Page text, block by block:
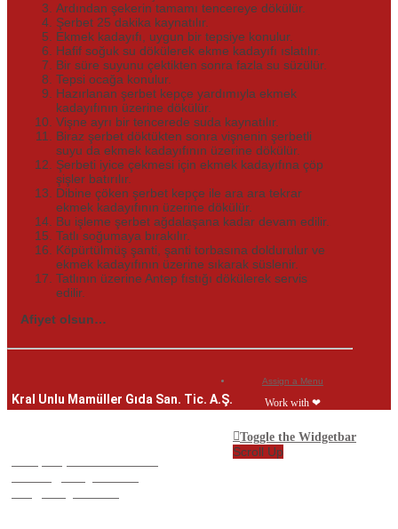
Ardından şekerin tamamı tencereye dökülür.
Şerbet 25 dakika kaynatılır.
Ekmek kadayıfı, uygun bir tepsiye konulur.
Hafif soğuk su dökülerek ekme kadayıfı ıslatılır.
Bir süre suyunu çektikten sonra fazla su süzülür.
Tepsi ocağa konulur.
Hazırlanan şerbet kepçe yardımıyla ekmek
kadayıfının üzerine dökülür.
Vişne ayrı bir tencerede suda kaynatılır.
Biraz şerbet döktükten sonra vişnenin şerbetli
suyu da ekmek kadayıfının üzerine dökülür.
Şerbeti iyice çekmesi için ekmek kadayıfına çöp
şişler batırılır.
Dibine çöken şerbet kepçe ile ara ara tekrar
ekmek kadayıfının üzerine dökülür.
Bu işleme şerbet ağdalaşana kadar devam edilir.
Tatlı soğumaya bırakılır.
Köpürtülmüş şanti, şanti torbasına doldurulur ve
ekmek kadayıfının üzerine sıkarak süslenir.
Tatlının üzerine Antep fıstığı dökülerek servis
edilir.
Afiyet olsun…
Kral Unlu Mamüller Gıda San. Tic. A.Ş.
Assign a Menu
Work with ❤︎
Toggle the Widgetbar
Scroll Up